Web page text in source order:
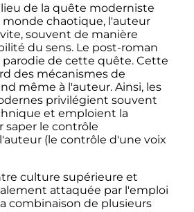
de la quête moderniste
monde chaotique, l'auteur
souvent de manière
du sens. Le post-roman
de cette quête. Cette
des mécanismes de
même à l'auteur. Ainsi, les
privilégient souvent
et emploient la
le contrôle
(le contrôle d'une voix
culture supérieure et
attaquée par l'emploi
combinaison de plusieurs